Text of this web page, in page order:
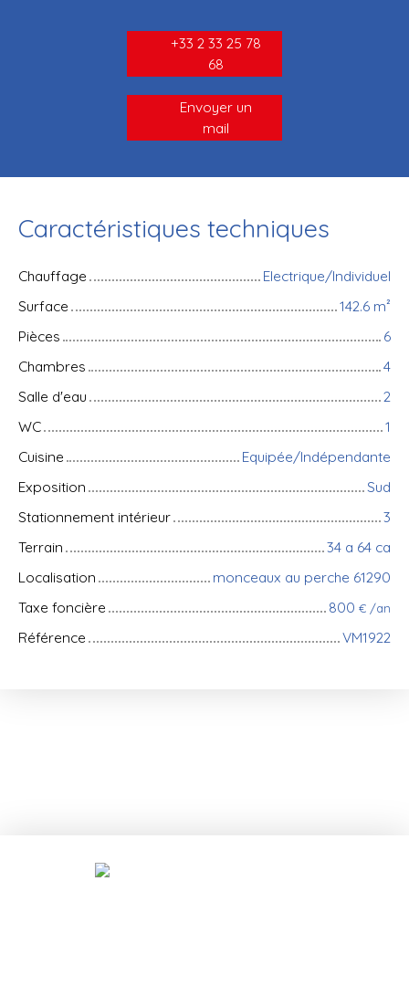
+33 2 33 25 78
68
Envoyer un
mail
Caractéristiques techniques
Chauffage
Electrique/Individuel
Surface
142.6 m²
Pièces
6
Chambres
4
Salle d'eau
2
WC
1
Cuisine
Equipée/Indépendante
Exposition
Sud
Stationnement intérieur
3
Terrain
34 a 64 ca
Localisation
monceaux au perche 61290
Taxe foncière
800 € /an
Référence VM1922